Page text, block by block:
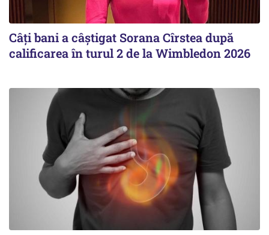
Câți bani a câștigat Sorana Cîrstea după
calificarea în turul 2 de la Wimbledon 2026